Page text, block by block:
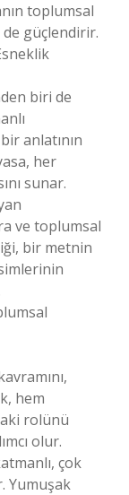
toplumsal
güçlendirir.
biri de
anlatının
her
sunar.
ve toplumsal
bir metnin
hem
rolünü
olur.
çok
Yumuşak